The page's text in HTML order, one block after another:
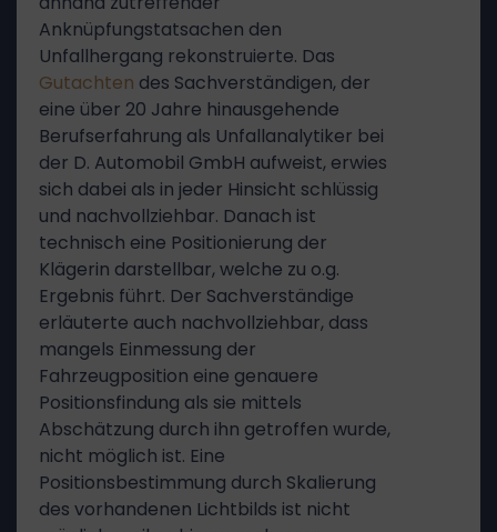
Anknüpfungstatsachen den
Unfallhergang rekonstruierte. Das
Gutachten des Sachverständigen, der
eine über 20 Jahre hinausgehende
Berufserfahrung als Unfallanalytiker bei
der D. Automobil GmbH aufweist, erwies
sich dabei als in jeder Hinsicht schlüssig
und nachvollziehbar. Danach ist
technisch eine Positionierung der
Klägerin darstellbar, welche zu o.g.
Ergebnis führt. Der Sachverständige
erläuterte auch nachvollziehbar, dass
mangels Einmessung der
Fahrzeugposition eine genauere
Positionsfindung als sie mittels
Abschätzung durch ihn getroffen wurde,
nicht möglich ist. Eine
Positionsbestimmung durch Skalierung
des vorhandenen Lichtbilds ist nicht